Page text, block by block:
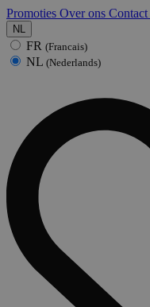
Promoties Over ons Contact
NL
FR (Francais)
NL (Nederlands)